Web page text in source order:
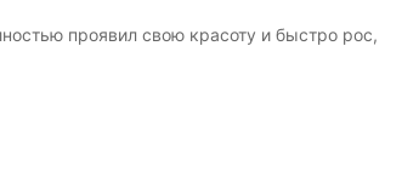
проявил свою красоту и быстро рос,